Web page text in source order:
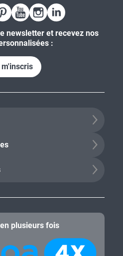
newsletter et recevez nos
:
plusieurs fois